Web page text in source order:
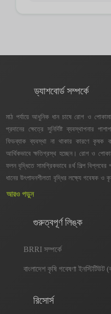
ড্যাশবোর্ড সম্পর্কে
মাঠ পর্যায়ে আধুনিক ধান চাষে রোগ ও
প্রদানের ক্ষেত্রে সুনির্দিষ্ট ব্যবস্থাপনার
ফিডব্যাক ব্যবস্থা না থাকার কারণে কৃষক
আর্থিকভাবে ক্ষতিগ্রস্থ হচ্ছেন। রোগ ও
ফলন বৃদ্ধিতে সামগ্রিকভাবে ৪র্থ শিল্প
ধানের উৎপাদনশীলতা বৃদ্ধির লক্ষ্যে গবেষক ও
এবং ড্যাশবোর্ড তৈরির উদ্যোগ গ্রহণ করা
টাকা ও ৩-৫ বার যাতায়াত সাশ্রয় হবে।
সকল প্রকার সেবাগ্রহীতার জন্য ডায়নামিক
করবে। এছাড়া ধানের জন্য তৈরিকৃত
অন্যান্য শস্যের জন্য এই প্রটোটাইপটি
আরও পড়ুন
গুরুত্বপূর্ণ লিঙ্ক
BRRI সম্পর্কে
বাংলাদেশ কৃষি গবেষণা ইনস্টিটিউট
রিসোর্স